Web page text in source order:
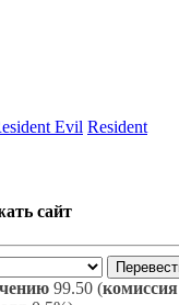
Evil Resident
сайт
99.50 (